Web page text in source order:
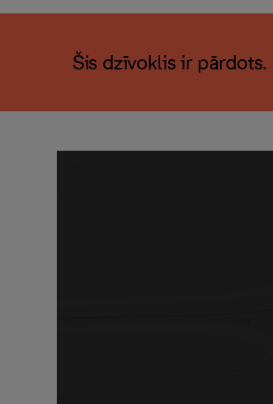
Šis dzīvoklis ir